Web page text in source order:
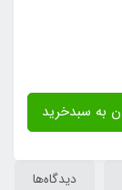
دیدگاه‌ها